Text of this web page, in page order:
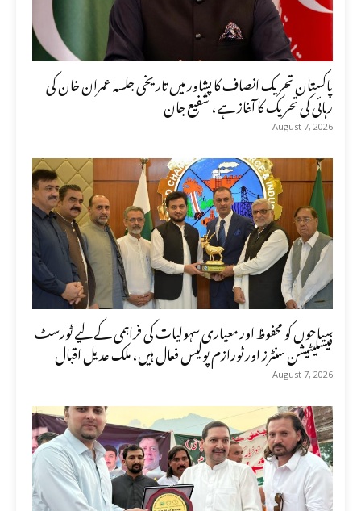
پاکستان تحریک انصاف کا پشاور میں تاریخی جلسہ عمران خان کی
رہائی کی تحریک کا آغاز ہے، شفیع جان
August 7, 2026
سیاحوں کو محفوظ اور معیاری سہولیات کی فراہمی کے لیے ٹورسٹ
فیسلیٹیشن سنٹرز اور ٹورازم پولیس فعال ہیں، ملک عدیل اقبال
August 7, 2026